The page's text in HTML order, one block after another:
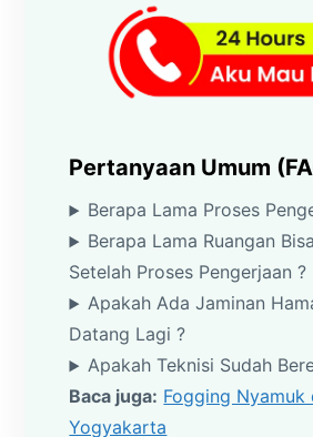
Pertanyaan Umum
Berapa Lama Proses
Berapa Lama Ruangan
Setelah Proses Pengerjaan ?
Apakah Ada Jaminan
Datang Lagi ?
Apakah Teknisi Sudah
Baca juga: Fogging Nyamuk
Yogyakarta